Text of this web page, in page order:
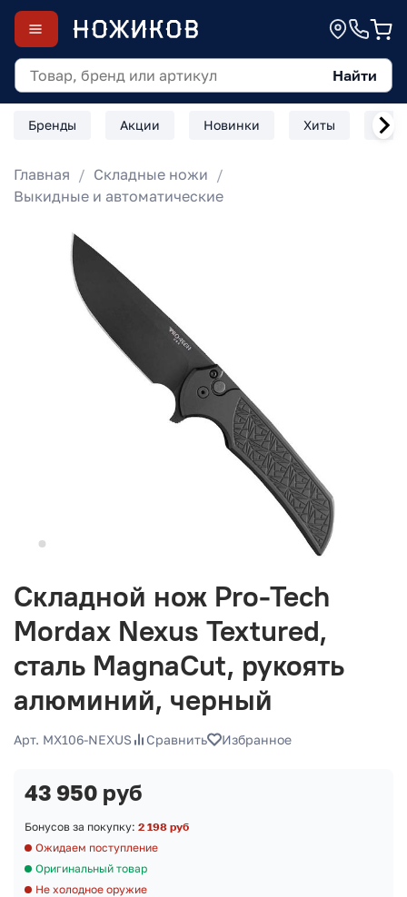
Найти
Бренды Акции Новинки Хиты
Главная
Складные ножи
Выкидные и автоматические
Складной нож Pro-Tech
Mordax Nexus Textured,
сталь MagnaCut, рукоять
алюминий, черный
Арт. MX106-NEXUS Сравнить Избранное
43 950 руб
Бонусов за покупку: 2 198 руб
Ожидаем поступление
Оригинальный товар
Не холодное оружие